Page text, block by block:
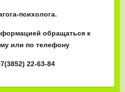
психолога.
обращаться к
или по телефону
22-63-84